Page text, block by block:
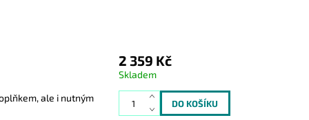
ale i nutným
2 359 Kč
Skladem